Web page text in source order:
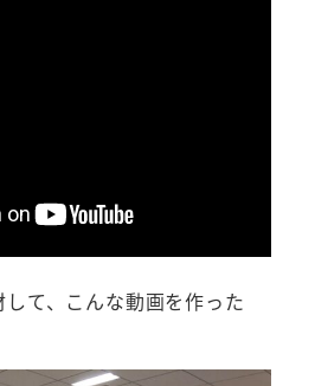
て、こんな動画を作った